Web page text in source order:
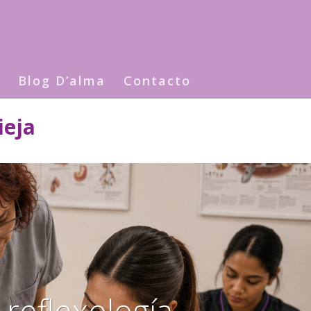
Blog D’alma Contacto